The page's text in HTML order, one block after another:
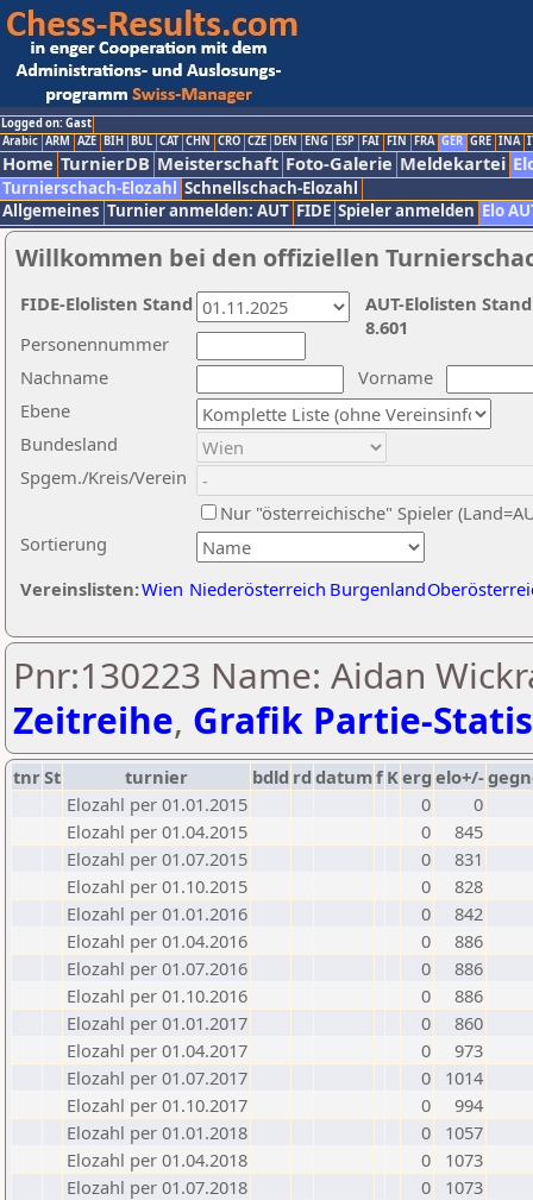
Logged on: Gast
Arabic ARM AZE BIH BUL CAT CHN CRO CZE DEN ENG ESP FAI FIN FRA GER GRE INA
Home TurnierDB Meisterschaft Foto-Galerie Meldekartei
Turnierschach-Elozahl Schnellschach-Elozahl
Allgemeines Turnier anmelden: AUT FIDE Spieler anmelden Elo
Willkommen bei den offiziellen
Nachname
Vorname
Ebene
Sortierung
Personennummer
Bundesland
Spgem./Kreis/Verein
Nur "österreichische" Spieler
Vereinslisten:Wien Niederösterreich Burgenland
AUT-Elolisten
8.601
FIDE-Elolisten Stand
Pnr:130223 Name: Aidan
Zeitreihe, Grafik Partie-
tnrSt turnier bdld rd datumf Kerg elo+/-
Elozahl per 01.01.2015
0
0
Elozahl per 01.04.2015
0
845
Elozahl per 01.07.2015
0
831
Elozahl per 01.10.2015
0
828
Elozahl per 01.01.2016
0
842
Elozahl per 01.04.2016
0
886
Elozahl per 01.07.2016
0
886
Elozahl per 01.10.2016
0
886
Elozahl per 01.01.2017
0
860
Elozahl per 01.04.2017
0
973
Elozahl per 01.07.2017
0
1014
Elozahl per 01.10.2017
0
994
Elozahl per 01.01.2018
0
1057
Elozahl per 01.04.2018
0
1073
Elozahl per 01.07.2018
0
1073